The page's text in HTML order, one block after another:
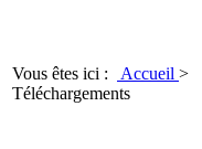
Vous êtes ici : Accueil >
Téléchargements